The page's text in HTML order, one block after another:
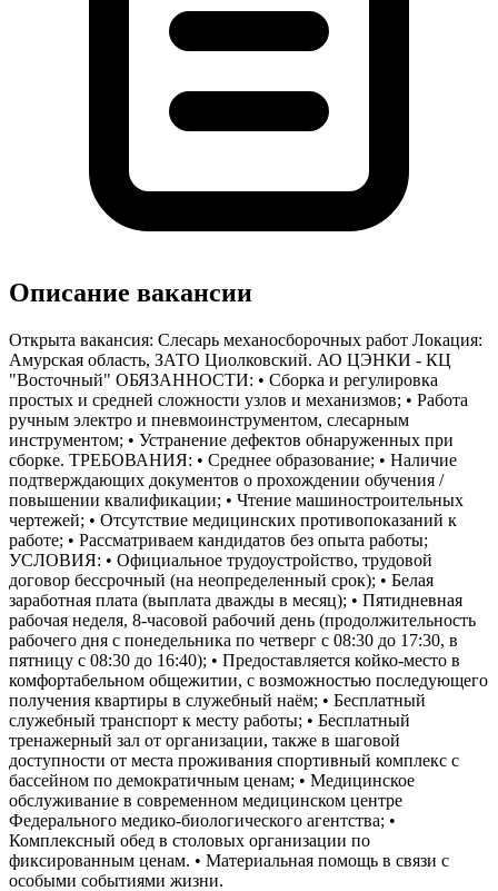
Описание вакансии
Открыта вакансия: Слесарь механосборочных работ Локация:
Амурская область, ЗАТО Циолковский. АО ЦЭНКИ - КЦ
"Восточный" ОБЯЗАННОСТИ: • Сборка и регулировка
простых и средней сложности узлов и механизмов; • Работа
ручным электро и пневмоинструментом, слесарным
инструментом; • Устранение дефектов обнаруженных при
сборке. ТРЕБОВАНИЯ: • Среднее образование; • Наличие
подтверждающих документов о прохождении обучения /
повышении квалификации; • Чтение машиностроительных
чертежей; • Отсутствие медицинских противопоказаний к
работе; • Рассматриваем кандидатов без опыта работы;
УСЛОВИЯ: • Официальное трудоустройство, трудовой
договор бессрочный (на неопределенный срок); • Белая
заработная плата (выплата дважды в месяц); • Пятидневная
рабочая неделя, 8-часовой рабочий день (продолжительность
рабочего дня с понедельника по четверг с 08:30 до 17:30, в
пятницу с 08:30 до 16:40); • Предоставляется койко-место в
комфортабельном общежитии, с возможностью последующего
получения квартиры в служебный наём; • Бесплатный
служебный транспорт к месту работы; • Бесплатный
тренажерный зал от организации, также в шаговой
доступности от места проживания спортивный комплекс с
бассейном по демократичным ценам; • Медицинское
обслуживание в современном медицинском центре
Федерального медико-биологического агентства; •
Комплексный обед в столовых организации по
фиксированным ценам. • Материальная помощь в связи с
особыми событиями жизни.